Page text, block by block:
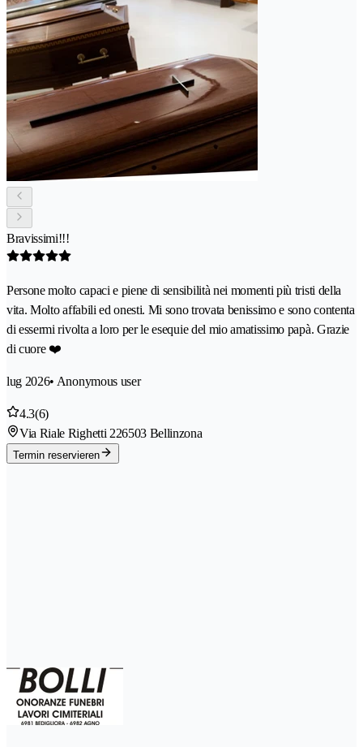
Bravissimi!!!
Persone molto capaci e piene di sensibilità nei momenti più tristi della
vita. Molto affabili ed onesti. Mi sono trovata benissimo e sono contenta
di essermi rivolta a loro per le esequie del mio amatissimo papà. Grazie
di cuore ❤️
lug 2026• Anonymous user
4.3(6)
Via Riale Righetti 226503 Bellinzona
Termin reservieren